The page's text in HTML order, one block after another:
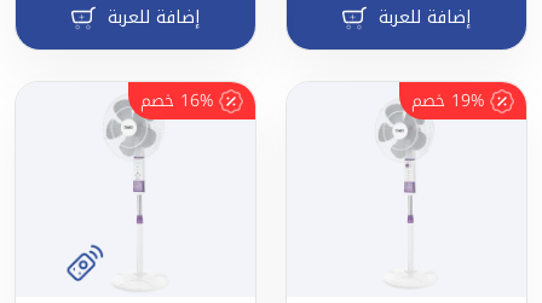
إضافة للعربة إضافة للعربة
19% خصم 16% خصم